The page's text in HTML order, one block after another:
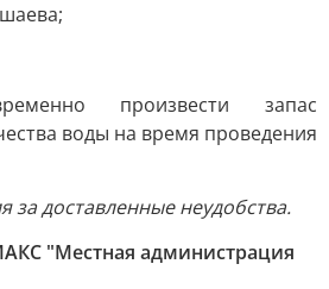
произвести запас
воды на время проведения
доставленные неудобства.
"Местная администрация